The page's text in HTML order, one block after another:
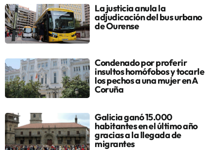
La justicia anula la
adjudicación del bus urbano
de Ourense
Condenado por proferir
insultos homófobos y tocarle
los pechos a una mujer en A
Coruña
Galicia ganó 15.000
habitantes en el último año
gracias a la llegada de
migrantes